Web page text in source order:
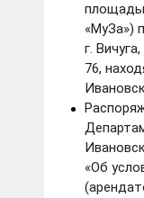
«МуЗа»)
г.
76,
«Об